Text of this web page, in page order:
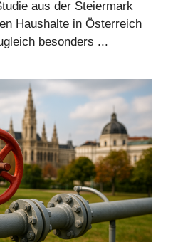
aus der Steiermark
Haushalte in Österreich
besonders ...